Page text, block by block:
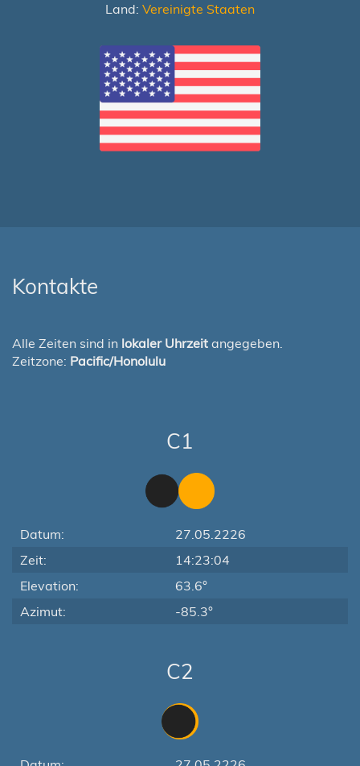
Land: Vereinigte Staaten
Kontakte
Alle Zeiten sind in lokaler Uhrzeit angegeben.
Zeitzone: Pacific/Honolulu
C1
Datum:
27.05.2226
Zeit:
14:23:04
Elevation:
63.6°
Azimut:
-85.3°
C2